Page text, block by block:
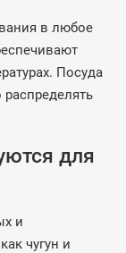
в любое
Посуда
для
и
чугун и